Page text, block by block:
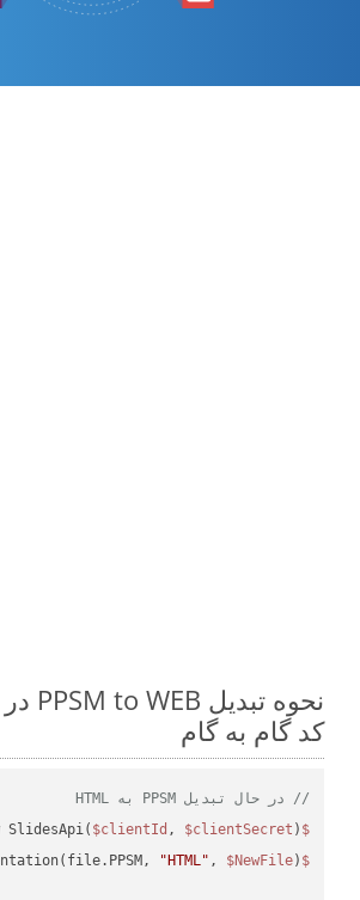
کد گام به گام
// در حال تبدیل PPSM به HTML
$slidesapi
SlidesApi( $clientId , $clientSecret );
$slidesapi
"HTML" , $NewFile